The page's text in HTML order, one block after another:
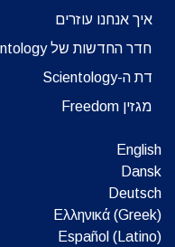
איך אנחנו עוזרים
חדר החדשות של Scientology
דת ה-Scientology
מגזין Freedom
English
Dansk
Deutsch
Ελληνικά (Greek)
Español (Latino)